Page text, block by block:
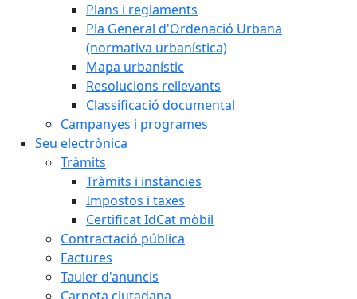
Plans i reglaments
Pla General d'Ordenació Urbana
(normativa urbanística)
Mapa urbanístic
Resolucions rellevants
Classificació documental
Campanyes i programes
Seu electrònica
Tràmits
Tràmits i instàncies
Impostos i taxes
Certificat IdCat mòbil
Contractació pública
Factures
Tauler d'anuncis